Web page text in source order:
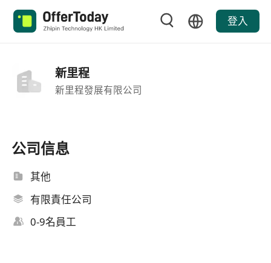
登入
新里程
新里程發展有限公司
公司信息
其他
有限責任公司
0-9名員工